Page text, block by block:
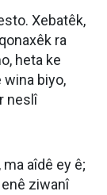
Xebatêk,
ra
heta ke
biyo,
neslî
aîdê ey ê;
ziwanî